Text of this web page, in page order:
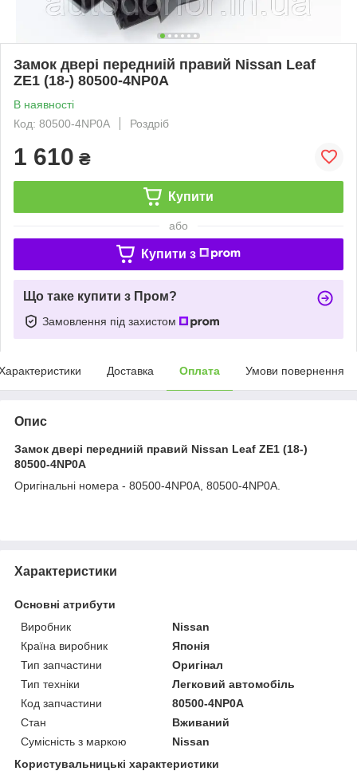
Замок двері передниій правий Nissan Leaf
ZE1 (18-) 80500-4NP0A
В наявності
Код: 80500-4NP0A
Роздріб
1 610 ₴
Купити
або
Купити з
Що таке купити з Пром?
Замовлення під захистом
Доставка Оплата Умови повернення
Опис
Замок двері передниій правий Nissan Leaf ZE1 (18-)
80500-4NP0A
Оригінальні номера - 80500-4NP0A, 80500-4NP0A.
Характеристики
Основні атрибути
Виробник
Nissan
Країна виробник
Японія
Тип запчастини
Оригінал
Тип техніки
Легковий автомобіль
Код запчастини
80500-4NP0A
Стан
Вживаний
Сумісність з маркою
Nissan
Користувальницькі характеристики